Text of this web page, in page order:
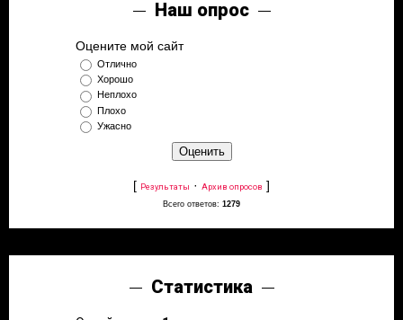
Наш опрос
Оцените мой сайт
Отлично
Хорошо
Неплохо
Плохо
Ужасно
[ Результаты · Архив опросов ]
Всего ответов: 1279
Статистика